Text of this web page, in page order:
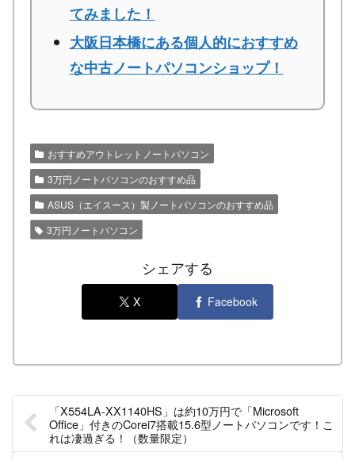
てみました！
大阪日本橋にある個人的におすすめ
な中古ノートパソコンショップ！
おすすめアウトレットノートパソコン
3万円ノートパソコンのおすすめ品
ASUS（エイスース）製ノートパソコンのおすすめ品
3万円ノートパソコン
シェアする
X Facebook
「X554LA-XX1140HS」は約10万円で「Microsoft
Office」付きのCorei7搭載15.6型ノートパソコンです！こ
れは凄過ぎる！（数量限定）